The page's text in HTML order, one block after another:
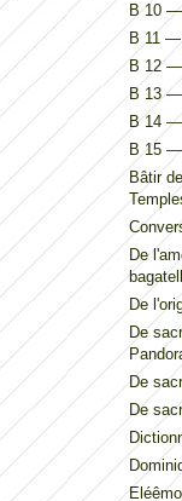
B 10 —
B 11 —
B 12 —
B 13 —
B 14
B 15 —
Bâtir
De
De
De
De
De